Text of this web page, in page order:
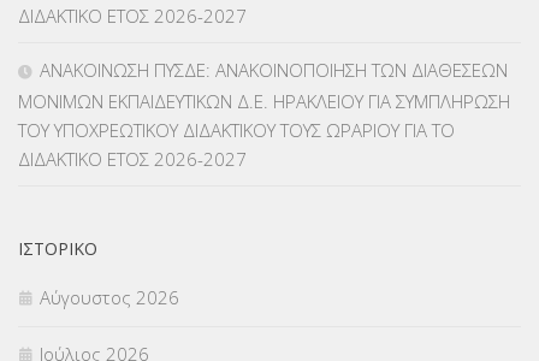
ΔΙΔΑΚΤΙΚΟ ΕΤΟΣ 2026-2027
ΑΝΑΚΟΙΝΩΣΗ ΠΥΣΔΕ: ΑΝΑΚΟΙΝΟΠΟΙΗΣΗ ΤΩΝ ΔΙΑΘΕΣΕΩΝ
ΜΟΝΙΜΩΝ ΕΚΠΑΙΔΕΥΤΙΚΩΝ Δ.Ε. ΗΡΑΚΛΕΙΟΥ ΓΙΑ ΣΥΜΠΛΗΡΩΣΗ
ΤΟΥ ΥΠΟΧΡΕΩΤΙΚΟΥ ΔΙΔΑΚΤΙΚΟΥ ΤΟΥΣ ΩΡΑΡΙΟΥ ΓΙΑ ΤΟ
ΔΙΔΑΚΤΙΚΟ ΕΤΟΣ 2026-2027
ΙΣΤΟΡΙΚΌ
Αύγουστος 2026
Ιούλιος 2026